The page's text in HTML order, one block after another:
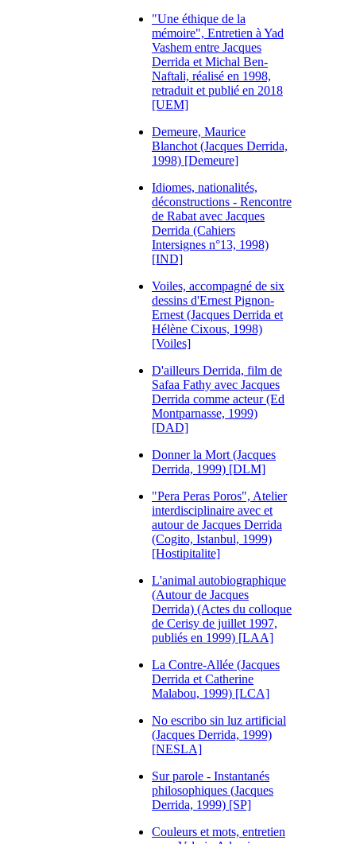
"Une éthique de la
mémoire", Entretien à Yad
Vashem entre Jacques
Derrida et Michal Ben-
Naftali, réalisé en 1998,
retraduit et publié en 2018
[UEM]
Demeure, Maurice
Blanchot (Jacques Derrida,
1998) [Demeure]
Idiomes, nationalités,
déconstructions - Rencontre
de Rabat avec Jacques
Derrida (Cahiers
Intersignes n°13, 1998)
[IND]
Voiles, accompagné de six
dessins d'Ernest Pignon-
Ernest (Jacques Derrida et
Hélène Cixous, 1998)
[Voiles]
D'ailleurs Derrida, film de
Safaa Fathy avec Jacques
Derrida comme acteur (Ed
Montparnasse, 1999)
[DAD]
Donner la Mort (Jacques
Derrida, 1999) [DLM]
"Pera Peras Poros", Atelier
interdisciplinaire avec et
autour de Jacques Derrida
(Cogito, Istanbul, 1999)
[Hostipitalite]
L'animal autobiographique
(Autour de Jacques
Derrida) (Actes du colloque
de Cerisy de juillet 1997,
publiés en 1999) [LAA]
La Contre-Allée (Jacques
Derrida et Catherine
Malabou, 1999) [LCA]
No escribo sin luz artificial
(Jacques Derrida, 1999)
[NESLA]
Sur parole - Instantanés
philosophiques (Jacques
Derrida, 1999) [SP]
Couleurs et mots, entretien